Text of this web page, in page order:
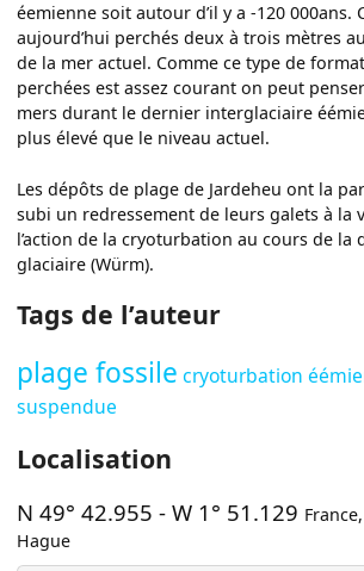
éemienne soit autour d’il y a -120 000ans.
aujourd’hui perchés deux à trois mètres
de la mer actuel. Comme ce type de
perchées est assez courant on peut
mers durant le dernier interglaciaire
plus élevé que le niveau actuel.
Les dépôts de plage de Jardeheu ont la
subi un redressement de leurs galets à la
l’action de la cryoturbation au cours de la
glaciaire (Würm).
Tags de l’auteur
plage fossile cryoturbation
suspendue
Localisation
N 49° 42.955 -W 1° 51.129 France,
Hague